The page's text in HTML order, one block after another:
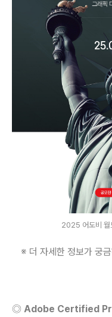
2025 어도비 월
※ 더 자세한 정보가 궁
◎ Adobe Certified